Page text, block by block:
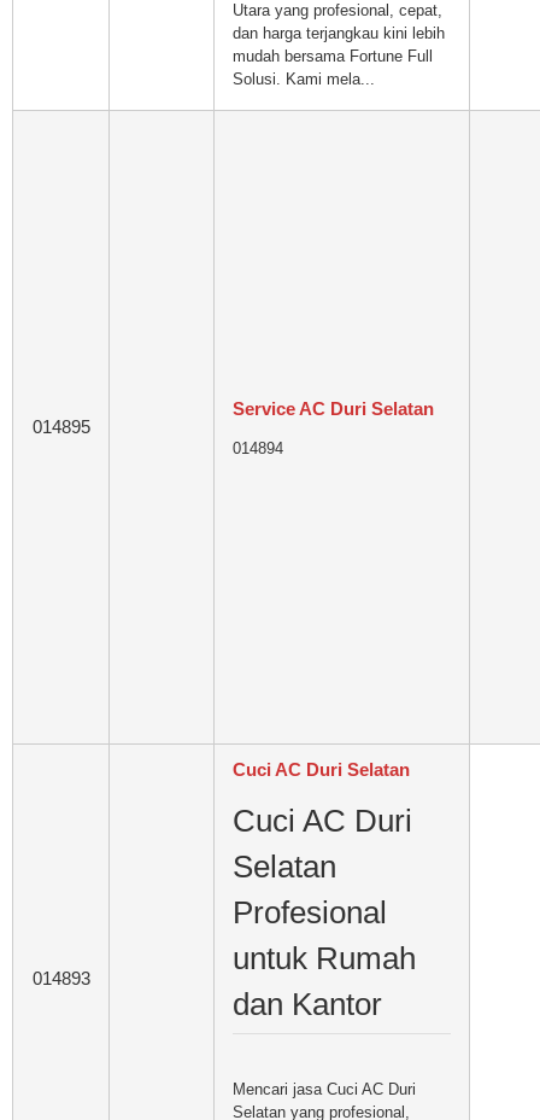
Utara yang profesional, cepat,
dan harga terjangkau kini lebih
mudah bersama Fortune Full
Solusi. Kami mela...
014895
Service AC Duri Selatan
014894
014893
Cuci AC Duri Selatan
Cuci AC Duri
Selatan
Profesional
untuk Rumah
dan Kantor
Mencari jasa Cuci AC Duri
Selatan yang profesional,